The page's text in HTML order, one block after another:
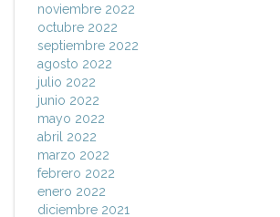
noviembre 2022
octubre 2022
septiembre 2022
agosto 2022
julio 2022
junio 2022
mayo 2022
abril 2022
marzo 2022
febrero 2022
enero 2022
diciembre 2021